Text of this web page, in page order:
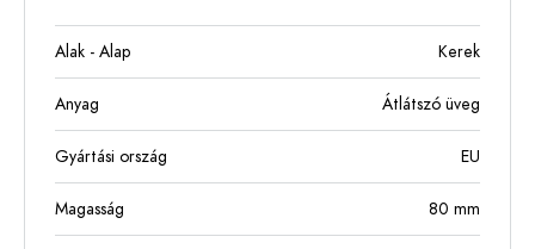
Alak - Alap Kerek
Anyag Átlátszó üveg
Gyártási ország EU
Magasság 80 mm